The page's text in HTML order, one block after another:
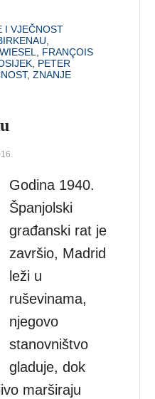
I VJEČNOST
,
, FRANÇOIS
, PETER
,ZNANJE
Godina 1940.
Španjolski
građanski rat je
završio, Madrid
leži u
ruševinama,
njegovo
stanovništvo
gladuje, dok
marširaju